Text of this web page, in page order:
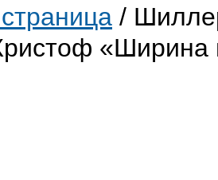
/
«Ширина